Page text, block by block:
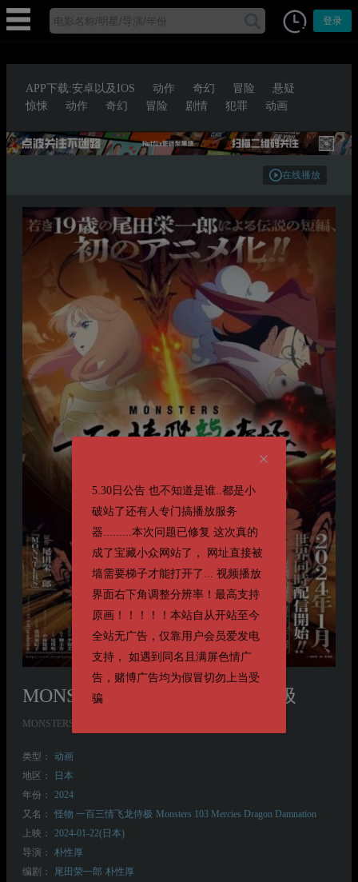
登录
5.30日公告 也不知道是谁..都是小
破站了还有人专门搞播放服务
器.........本次问题已修复 这次真的
成了宝藏小众网站了， 网址直接被
墙需要梯子才能打开了... 视频播放
界面右下角调整分辨率！最高支持
原画！！！！！本站自从开站至今
全站无广告，仅靠用户会员爱发电
支持， 如遇到同名且满屏色情广
告，赌博广告均为假冒切勿上当受
骗
APP下载:安卓以及IOS 动作 奇幻 冒险
悬疑
惊悚
动作 奇幻 冒险 剧情 犯罪 动画
在线播放
MONSTERS：一百三情飞龙侍极
MONSTERS 一百三情飛龍侍極
类型：
动画
地区：
日本
年份：
2024
又名：
怪物 一百三情飞龙侍极 Monsters 103 Mercies Dragon Damnation
上映：
2024-01-22(日本)
导演：
朴性厚
编剧：
尾田荣一郎 朴性厚